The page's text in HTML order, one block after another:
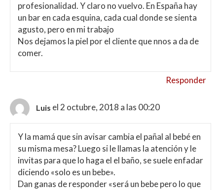
profesionalidad. Y claro no vuelvo. En España hay
un bar en cada esquina, cada cual donde se sienta
agusto, pero en mi trabajo
Nos dejamos la piel por el cliente que nnos a da de
comer.
Responder
Luis el 2 octubre, 2018 a las 00:20
Y la mamá que sin avisar cambia el pañal al bebé en
su misma mesa? Luego si le llamas la atención y le
invitas para que lo haga el el baño, se suele enfadar
diciendo «solo es un bebe».
Dan ganas de responder «será un bebe pero lo que